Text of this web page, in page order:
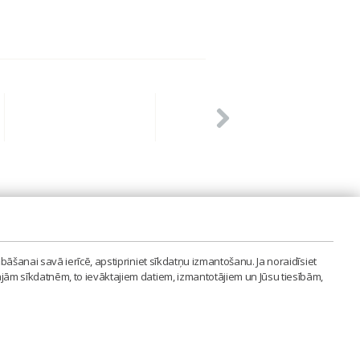
savā ierīcē, apstipriniet sīkdatņu izmantošanu. Ja noraidīsiet
sīkdatnēm, to ievāktajiem datiem, izmantotājiem un Jūsu tiesībām,